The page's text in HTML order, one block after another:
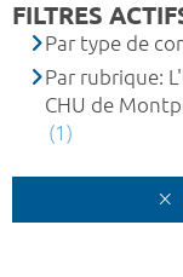
FILTRES
Par type de
Par rubrique:
CHU de
(1)